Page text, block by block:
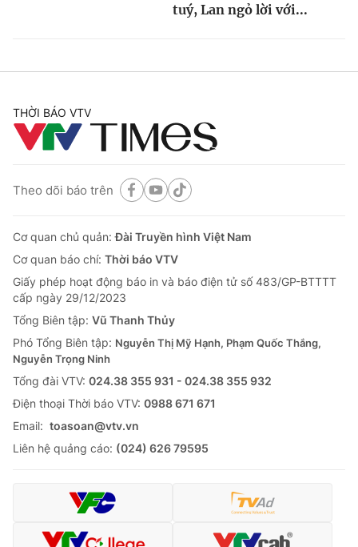
tuý, Lan ngỏ lời với...
THỜI BÁO VTV
Theo dõi báo trên
Cơ quan chủ quản:Đài Truyền hình Việt Nam
Cơ quan báo chí: Thời báo VTV
Giấy phép hoạt động báo in và báo điện tử số 483/GP-BTTTT
cấp ngày 29/12/2023
Tổng Biên tập: Vũ Thanh Thủy
Phó Tổng Biên tập: Nguyễn Thị Mỹ Hạnh, Phạm Quốc Thắng,
Nguyễn Trọng Ninh
Tổng đài VTV: 024.38 355 931 - 024.38 355 932
Ðiện thoại Thời báo VTV: 0988 671 671
Email: toasoan@vtv.vn
Liên hệ quảng cáo: (024) 626 79595